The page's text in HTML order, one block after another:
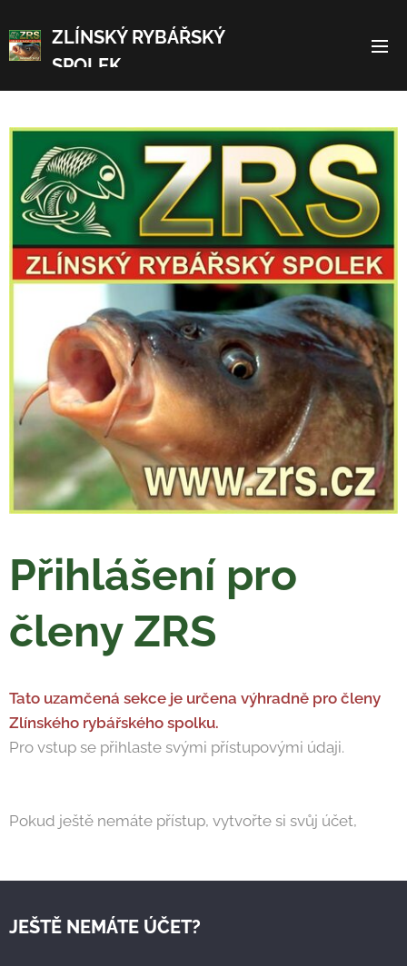
ZLÍNSKÝ RYBÁŘSKÝ
SPOLEK
Přihlášení pro
členy ZRS
Tato uzamčená sekce je určena výhradně pro členy
Zlínského rybářského spolku.
Pro vstup se přihlaste svými přístupovými údaji.
Pokud ještě nemáte přístup, vytvořte si svůj účet,
JEŠTĚ NEMÁTE ÚČET?